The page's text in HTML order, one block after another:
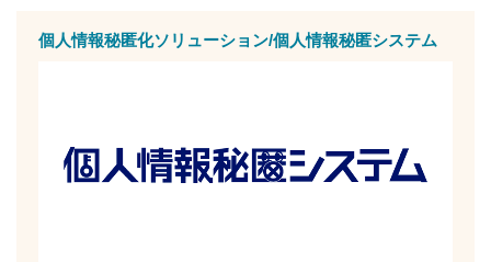
個人情報秘匿化ソリューション/個人情報秘匿システム